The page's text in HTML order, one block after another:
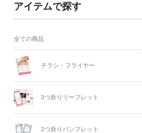
アイテムで探す
全ての商品
チラシ・フライヤー
3つ折りリーフレット
2つ折りパンフレット